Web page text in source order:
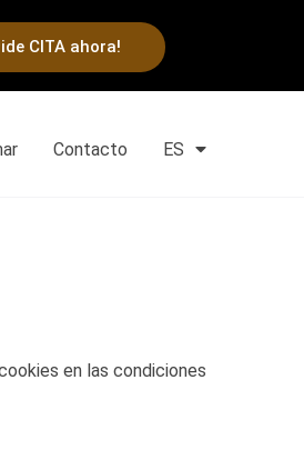
CITA ahora!
Contacto ES
en las condiciones